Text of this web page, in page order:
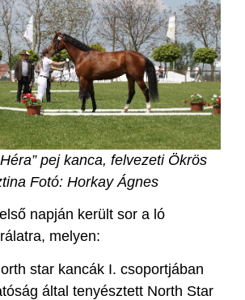
pej kanca, felvezeti Ökrös
Fotó: Horkay Ágnes
napján került sor a ló
melyen:
star kancák I. csoportjában
által tenyésztett North Star